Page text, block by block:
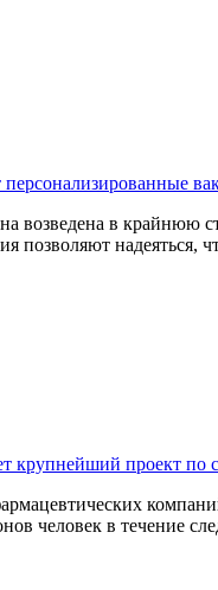
возведена в крайнюю
позволяют надеяться,
крупнейший проект
человек в течение